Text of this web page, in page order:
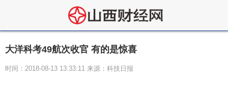
大洋科考49航次收官 有的是惊喜
时间：2018-08-13 13:33:11 来源：科技日报